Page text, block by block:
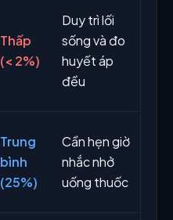
Thấp
(< 2%)
Duy trì lối
sống và đo
huyết áp
đều
Trung
bình
(25%)
Cần hẹn giờ
nhắc nhở
uống thuốc